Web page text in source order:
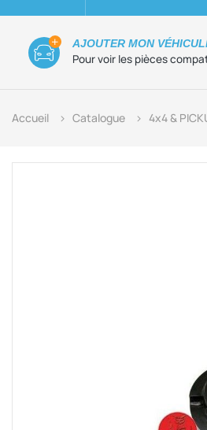
Pour voir les pièces
AJOUTER MON
Accueil Catalogue 4x4 &